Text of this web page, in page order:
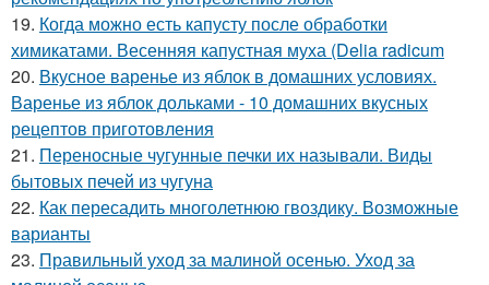
19. Когда можно есть капусту после обработки
химикатами. Весенняя капустная муха (Delia radicum
20. Вкусное варенье из яблок в домашних условиях.
Варенье из яблок дольками - 10 домашних вкусных
рецептов приготовления
21. Переносные чугунные печки их называли. Виды
бытовых печей из чугуна
22. Как пересадить многолетнюю гвоздику. Возможные
варианты
23. Правильный уход за малиной осенью. Уход за